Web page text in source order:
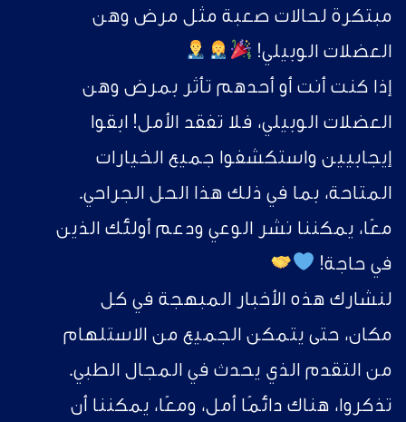
مبتكرة لحالات صعبة مثل مرض وهن
العضلات الوبيلي!
إذا كنت أنت أو أحدهم تأثر بمرض وهن
العضلات الوبيلي، فلا تفقد الأمل! ابقوا
إيجابيين واستكشفوا جميع الخيارات
المتاحة، بما في ذلك هذا الحل الجراحي.
معًا، يمكننا نشر الوعي ودعم أولئك الذين
في حاجة!
لنشارك هذه الأخبار المبهجة في كل
مكان، حتى يتمكن الجميع من الاستلهام
من التقدم الذي يحدث في المجال الطبي.
تذكروا، هناك دائمًا أمل، ومعًا، يمكننا أن